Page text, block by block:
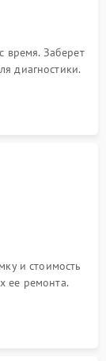
время. Заберет
диагностики.
и стоимость
ее ремонта.